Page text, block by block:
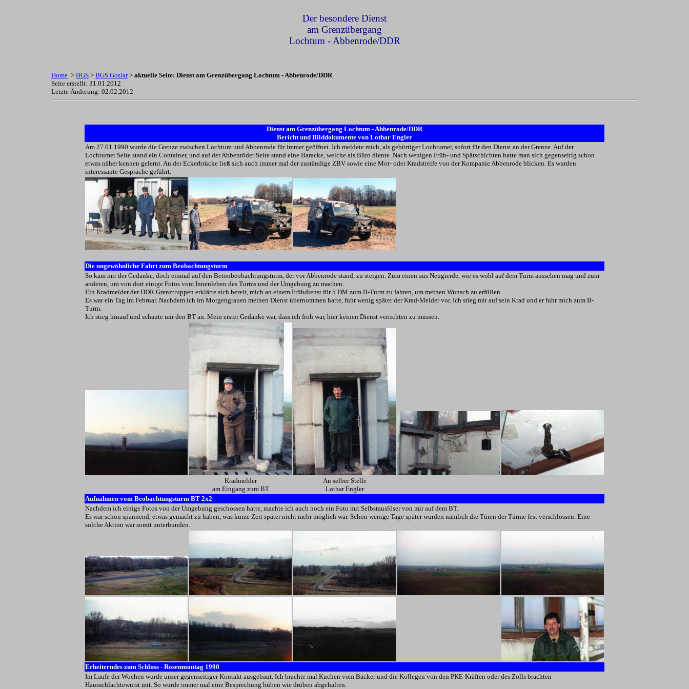
Der besondere Dienst
am Grenzübergang
Lochtum - Abbenrode/DDR
Home > BGS > BGS Goslar> aktuelle Seite: Dienst am Grenzübergang Lochtum - Abbenrode/DDR
Seite erstellt: 31.01.2012
Letzte Änderung: 02.02.2012
Dienst am Grenzübergang Lochtum - Abbenrode/DDR
Bericht und Bilddokumente von Lothar Engler
Am 27.01.1990 wurde die Grenze zwischen Lochtum und Abbenrode für immer geöffnet. Ich meldete mich, als gebürtiger Lochtumer, sofort für den Dienst an der Grenze. Auf der
Lochtumer Seite stand ein Container, und auf der Abbenröder Seite stand eine Baracke, welche als Büro diente. Nach wenigen Früh- und Spätschichten hatte man sich gegenseitig schon
etwas näher kennen gelernt. An der Eckerbrücke ließ sich auch immer mal der zuständige ZBV sowie eine Mot- oder Kradstreife von der Kompanie Abbenrode blicken. Es wurden
interessante Gespräche geführt.
Die ungewöhnliche Fahrt zum Beobachtungsturm
So kam mir der Gedanke, doch einmal auf den Betonbeobachtungsturm, der vor Abbenrode stand, zu steigen. Zum einen aus Neugierde, wie es wohl auf dem Turm aussehen mag und zum
anderen, um von dort einige Fotos vom Innenleben des Turms und der Umgebung zu machen.
Ein Kradmelder der DDR Grenztruppen erklärte sich bereit, mich an einem Frühdienst für 5 DM zum B-Turm zu fahren, um meinen Wunsch zu erfüllen.
Es war ein Tag im Februar. Nachdem ich im Morgengrauen meinen Dienst übernommen hatte, fuhr wenig später der Krad-Melder vor. Ich stieg mit auf sein Krad und er fuhr mich zum B-
Turm.
Ich stieg hinauf und schaute mir den BT an. Mein erster Gedanke war, dass ich froh war, hier keinen Dienst verrichten zu müssen.
Kradmelder
am Eingang zum BT
An selber Stelle
Lothar Engler
Aufnahmen vom Beobachtungsturm BT 2x2
Nachdem ich einige Fotos von der Umgebung geschossen hatte, machte ich auch noch ein Foto mit Selbstauslöser von mir auf dem BT.
Es war schon spannend, etwas gemacht zu haben, was kurze Zeit später nicht mehr möglich war. Schon wenige Tage später wurden nämlich die Türen der Türme fest verschlossen. Eine
solche Aktion war somit unterbunden.
Erheiterndes zum Schluss - Rosenmontag 1990
Im Laufe der Wochen wurde unser gegenseitiger Kontakt ausgebaut. Ich brachte mal Kuchen vom Bäcker und die Kollegen von den PKE-Kräften oder des Zolls brachten
Hausschlachtewurst mit. So wurde immer mal eine Besprechung hüben wie drüben abgehalten.